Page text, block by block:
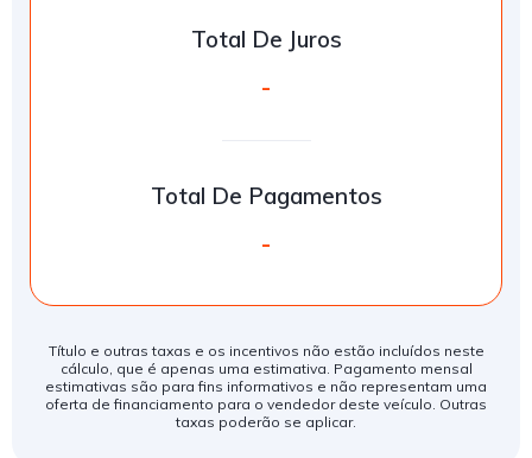
Total De Juros
-
Total De Pagamentos
-
Título e outras taxas e os incentivos não estão incluídos neste
cálculo, que é apenas uma estimativa. Pagamento mensal
estimativas são para fins informativos e não representam uma
oferta de financiamento para o vendedor deste veículo. Outras
taxas poderão se aplicar.